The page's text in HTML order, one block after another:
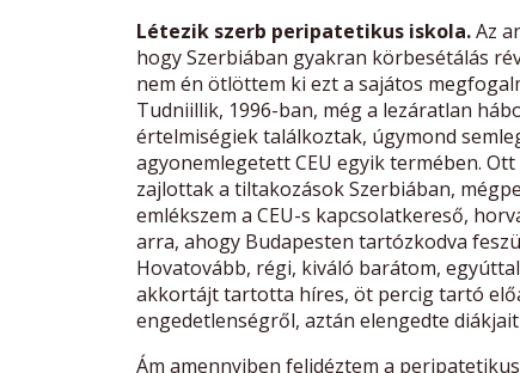
Létezik szerb peripatetikus iskola.Az
hogy Szerbiában gyakran körbesétálás
nem én ötlöttem ki ezt a sajátos
Tudniillik, 1996-ban, még a lezáratlan
értelmiségiek találkoztak, úgymond
agyonemlegetett CEU egyik termében.
zajlottak a tiltakozások Szerbiában,
emlékszem a CEU-s kapcsolatkereső,
arra, ahogy Budapesten tartózkodva
Hovatovább, régi, kiváló barátom,
akkortájt tartotta híres, öt percig tartó
engedetlenségről, aztán elengedte
Ám amennyiben felidéztem a